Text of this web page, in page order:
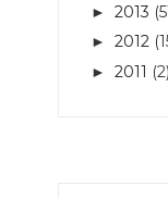
► 2013
► 2012
► 2011 (2)